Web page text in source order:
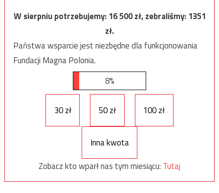
W sierpniu potrzebujemy:16 500zł, zebraliśmy:1351
zł.
Państwa wsparcie jest niezbędne dla funkcjonowania
Fundacji Magna Polonia.
8%
30 zł 50 zł 100 zł
Inna kwota
Zobacz kto wparł nas tym miesiącu: Tutaj